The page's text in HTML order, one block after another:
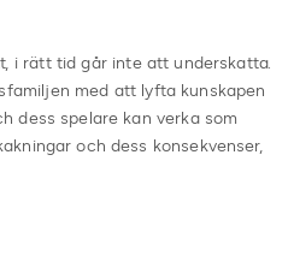
i rätt tid går inte att underskatta.
med att lyfta kunskapen
dess spelare kan verka som
och dess konsekvenser,